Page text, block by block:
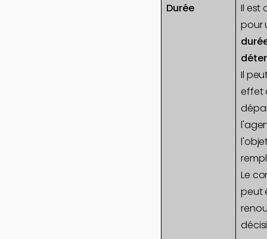
Durée
Il est
pour
Il
effet
Le
peut